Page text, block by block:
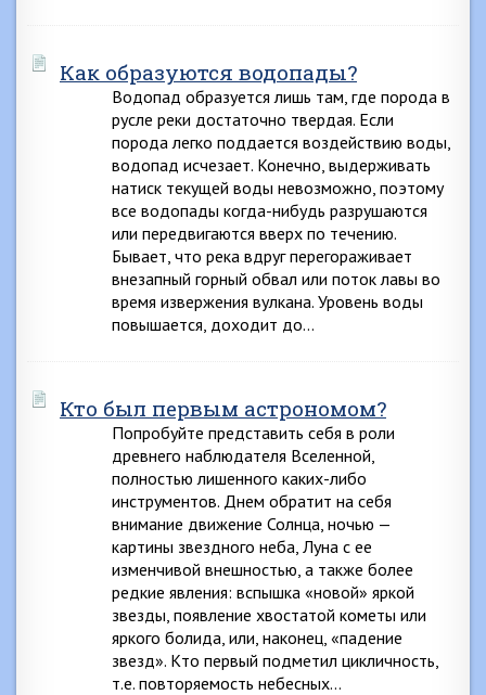
Как образуются водопады?
Водопад образуется лишь там, где порода в
русле реки достаточно твердая. Если
порода легко поддается воздействию воды,
водопад исчезает. Конечно, выдерживать
натиск текущей воды невозможно, поэтому
все водопады когда-нибудь разрушаются
или передвигаются вверх по течению.
Бывает, что река вдруг перегораживает
внезапный горный обвал или поток лавы во
время извержения вулкана. Уровень воды
повышается, доходит до…
Кто был первым астрономом?
Попробуйте представить себя в роли
древнего наблюдателя Вселенной,
полностью лишенного каких-либо
инструментов. Днем обратит на себя
внимание движение Солнца, ночью —
картины звездного неба, Луна с ее
изменчивой внешностью, а также более
редкие явления: вспышка «новой» яркой
звезды, появление хвостатой кометы или
яркого болида, или, наконец, «падение
звезд». Кто первый подметил цикличность,
т.е. повторяемость небесных…